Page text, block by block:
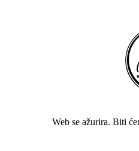
Web se ažurira. Biti